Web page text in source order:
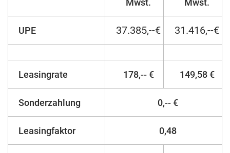
Mwst.
Mwst.
UPE 37.385,--€ 31.416,--€
Leasingrate 178,-- € 149,58 €
Sonderzahlung 0,-- €
Leasingfaktor 0,48